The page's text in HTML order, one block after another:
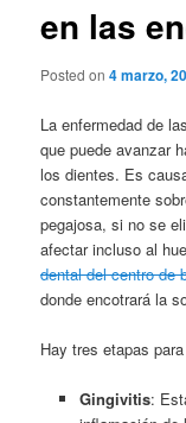
en las
Posted on4 marzo,
La enfermedad de
que puede avanzar
los dientes. Es
constantemente
pegajosa, si no se
afectar incluso al
dental del centro de
donde encotrará la
Hay tres etapas
Gingivitis: